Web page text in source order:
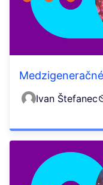
Ivan Štefanec